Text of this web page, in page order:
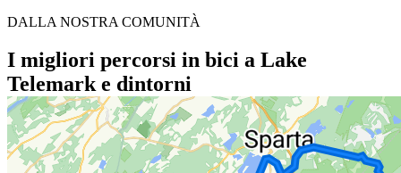
DALLA NOSTRA COMUNITÀ
I migliori percorsi in bici a Lake
Telemark e dintorni